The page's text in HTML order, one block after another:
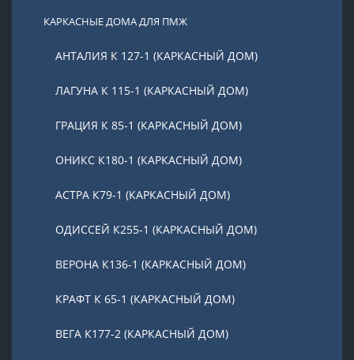
КАРКАСНЫЕ ДОМА ДЛЯ ПМЖ
АНТАЛИЯ К 127-1 (КАРКАСНЫЙ ДОМ)
ЛАГУНА К 115-1 (КАРКАСНЫЙ ДОМ)
ГРАЦИЯ К 85-1 (КАРКАСНЫЙ ДОМ)
ОНИКС К180-1 (КАРКАСНЫЙ ДОМ)
АСТРА К79-1 (КАРКАСНЫЙ ДОМ)
ОДИССЕЙ К255-1 (КАРКАСНЫЙ ДОМ)
ВЕРОНА К136-1 (КАРКАСНЫЙ ДОМ)
КРАФТ К 65-1 (КАРКАСНЫЙ ДОМ)
ВЕГА К177-2 (КАРКАСНЫЙ ДОМ)